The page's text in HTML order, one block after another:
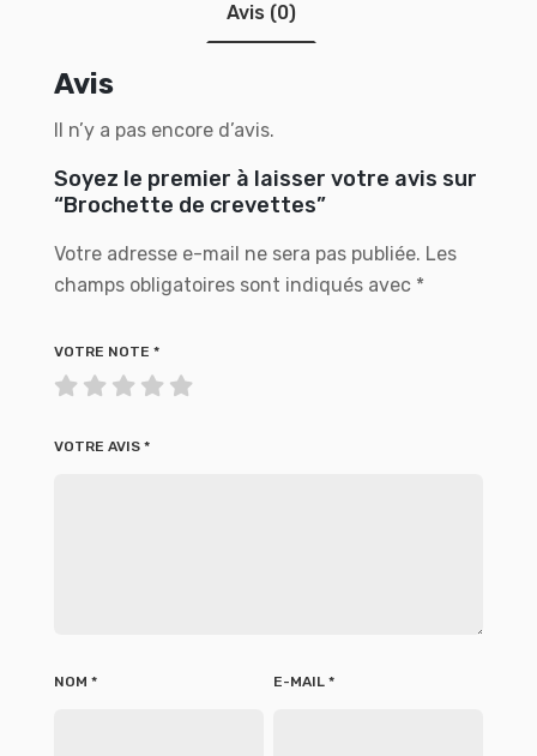
Avis (0)
Avis
Il n’y a pas encore d’avis.
Soyez le premier à laisser votre avis sur
“Brochette de crevettes”
Votre adresse e-mail ne sera pas publiée. Les
champs obligatoires sont indiqués avec *
VOTRE NOTE *
VOTRE AVIS *
NOM * E-MAIL *